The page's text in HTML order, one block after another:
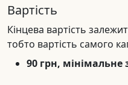
Вартість
Кінцева вартість
тобто вартість самого
90 грн,